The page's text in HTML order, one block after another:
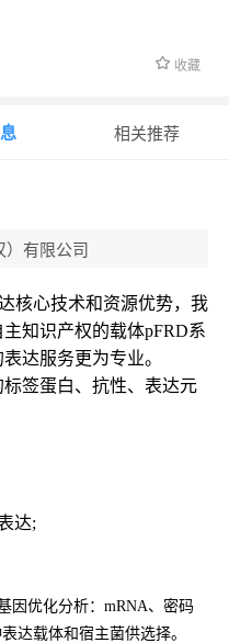
收藏
相关推荐
）有限公司
核心技术和资源优势，我
知识产权的载体pFRD系
达服务更为专业。
签蛋白、抗性、表达元
达;
因优化分析：mRNA、密码
达载体和宿主菌供选择。